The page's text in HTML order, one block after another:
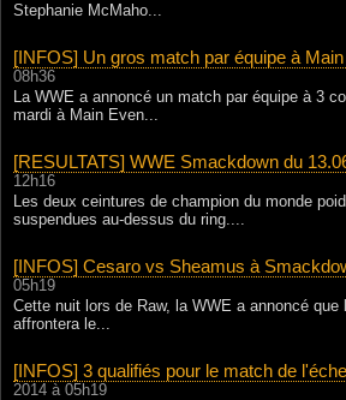
Stephanie McMaho...
[INFOS] Un gros match par équipe à
08h36
La WWE a annoncé un match par équipe à 3
mardi à Main Even...
[RESULTATS] WWE Smackdown du
12h16
Les deux ceintures de champion du monde
suspendues au-dessus du ring....
[INFOS] Cesaro vs Sheamus à
05h19
Cette nuit lors de Raw, la WWE a annoncé
affrontera le...
[INFOS] 3 qualifiés pour le match de
2014 à 05h19